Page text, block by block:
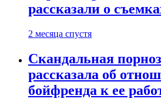
рассказали о
2 месяца спустя
Скандальная
рассказала об
бойфренда к ее